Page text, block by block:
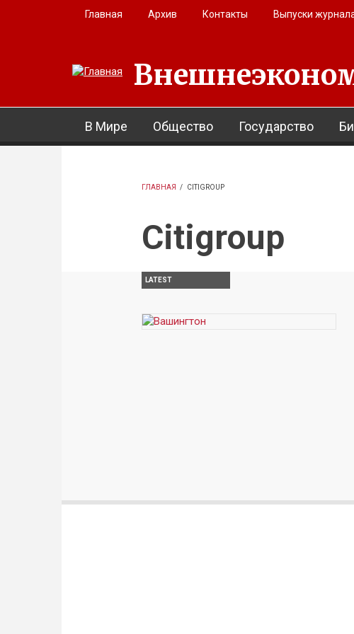
Перейти к основному содержанию
Главная Архив Контакты Выпуски
В Мире Общество Государство
ГЛАВНАЯ / CITIGROUP
Citigroup
LATEST